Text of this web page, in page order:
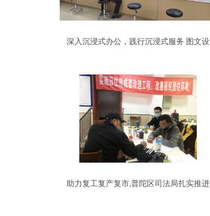
深入沉浸式办公，践行沉浸式服务 图文设
助力复工复产复市,普陀区司法局扎实推进